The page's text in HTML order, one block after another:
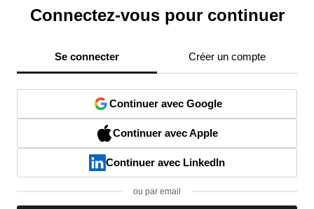
Connectez-vous pour continuer
Se connecter Créer un compte
Continuer avec Google
Continuer avec Apple
Continuer avec LinkedIn
ou par email